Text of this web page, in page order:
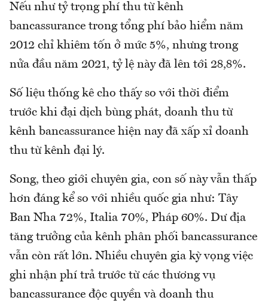
Nếu như tỷ trọng phí thu từ kênh
bancassurance trong tổng phí bảo hiểm năm
2012 chỉ khiêm tốn ở mức 5%, nhưng trong
nửa đầu năm 2021, tỷ lệ này đã lên tới 28,8%.
Số liệu thống kê cho thấy so với thời điểm
trước khi đại dịch bùng phát, doanh thu từ
kênh bancassurance hiện nay đã xấp xỉ doanh
thu từ kênh đại lý.
Song, theo giới chuyên gia, con số này vẫn thấp
hơn đáng kể so với nhiều quốc gia như: Tây
Ban Nha 72%, Italia 70%, Pháp 60%. Dư địa
tăng trưởng của kênh phân phối bancassurance
vẫn còn rất lớn. Nhiều chuyên gia kỳ vọng việc
ghi nhận phí trả trước từ các thương vụ
bancassurance độc quyền và doanh thu